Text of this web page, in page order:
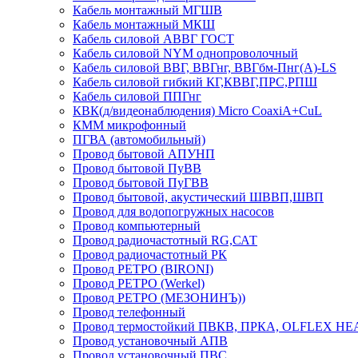
Кабель монтажный МГШВ
Кабель монтажный МКШ
Кабель силовой АВВГ ГОСТ
Кабель силовой NYM однопроволочный
Кабель силовой ВВГ, ВВГнг, ВВГбм-Пнг(А)-LS
Кабель силовой гибкий КГ,КВВГ,ПРС,РПШ
Кабель силовой ППГнг
КВК(д/видеонаблюдения) Micro CoaxiA+CuL
КММ микрофонный
ПГВА (автомобильный)
Провод бытовой АПУНП
Провод бытовой ПуВВ
Провод бытовой ПуГВВ
Провод бытовой, акустический ШВВП,ШВП
Провод для водопогружных насосов
Провод компьютерный
Провод радиочастотный RG,САТ
Провод радиочастотный РК
Провод РЕТРО (BIRONI)
Провод РЕТРО (Werkel)
Провод РЕТРО (МЕЗОНИНЪ))
Провод телефонный
Провод термостойкий ПВКВ, ПРКА, OLFLEX
Провод установочный АПВ